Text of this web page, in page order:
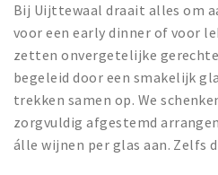
Bij Uijttewaal draait alles om
voor een early dinner of voor
zetten onvergetelijke
begeleid door een smakelijk
trekken samen op. We
zorgvuldig afgestemd
álle wijnen per glas aan. Zelfs